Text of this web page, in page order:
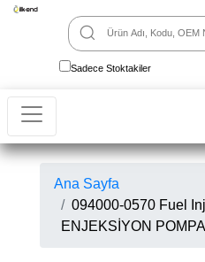
Sadece Stoktakiler
Ana Sayfa
094000-0570 Fuel
ENJEKSİYON